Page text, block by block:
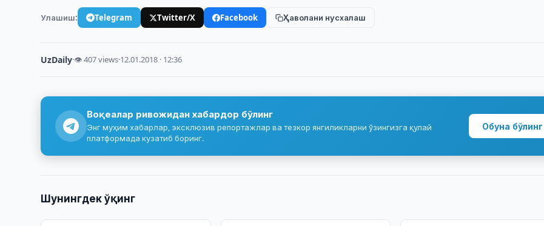
Улашиш: Telegram Twitter/X Facebook Ҳаволани нусхалаш
UzDaily·👁 407 views·12.01.2018 · 12:36
Воқеалар ривожидан хабардор бўлинг
Энг муҳим хабарлар, эксклюзив репортажлар ва тезкор янгиликларни ўзингизга қулай
платформада кузатиб боринг.
Обуна бўлинг
Шунингдек ўқинг